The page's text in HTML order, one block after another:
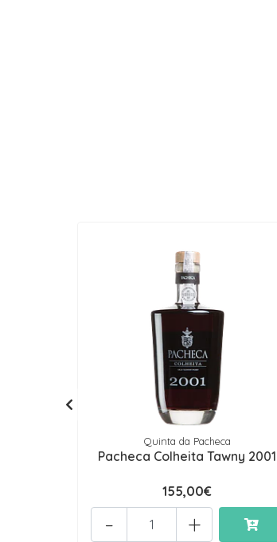
Quinta da Pacheca
Pacheca Colheita Tawny 2001
155,00€
+
-